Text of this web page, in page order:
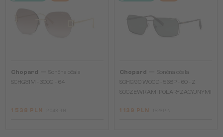
Chopard
Sončna očala
SCHG31M - 300G - 64
1 538 PLN
Chopard
Sončna očala
SCHG90 WOOD - 568P - 60 - Z
SOCZEWKAMI POLARYZACYJNYMI
1 139 PLN